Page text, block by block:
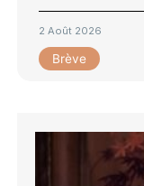
2 Août 2026
Brève